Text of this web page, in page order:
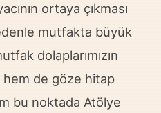
ortaya çıkması
mutfakta büyük
dolaplarımızın
hem de göze hitap
bu noktada Atölye